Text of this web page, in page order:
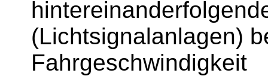
(Lichtsignalanlagen)
Fahrgeschwindigkeit